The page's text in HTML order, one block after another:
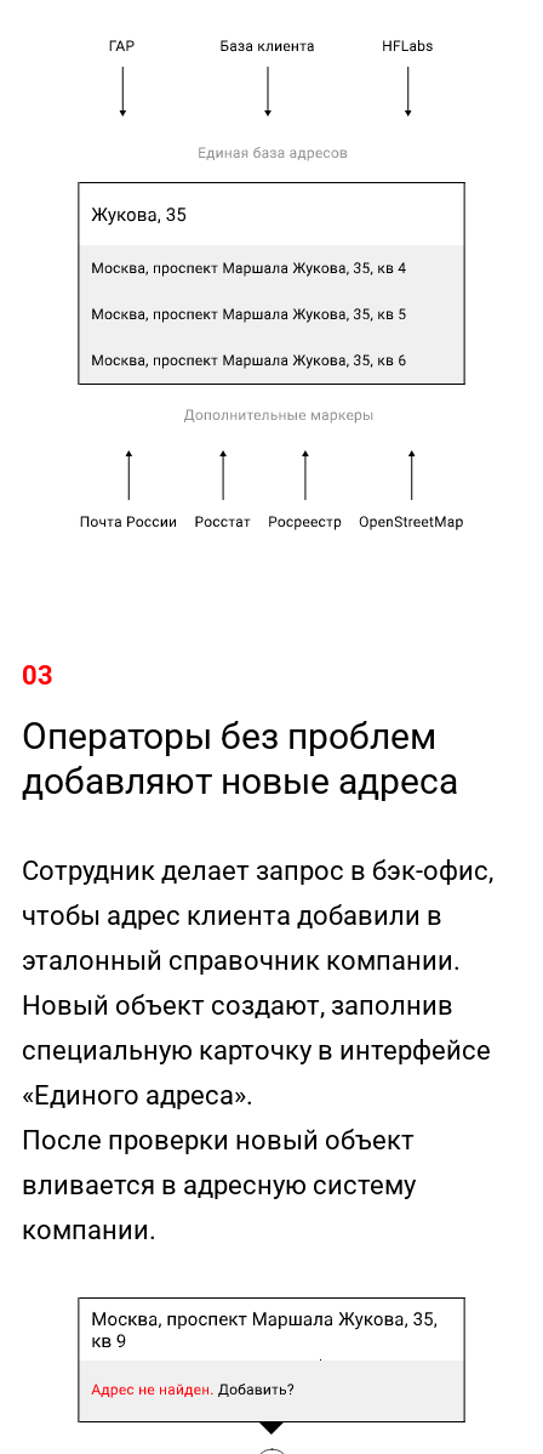
03
Операторы без проблем
добавляют новые адреса
Сотрудник делает запрос в бэк-офис,
чтобы адрес клиента добавили в
эталонный справочник компании.
Новый объект создают, заполнив
специальную карточку в интерфейсе
«Единого адреса».
После проверки новый объект
вливается в адресную систему
компании.